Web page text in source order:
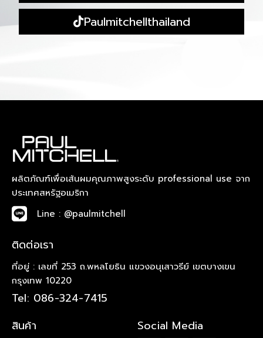
Paulmitchellthailand
ผลิตภัณฑ์เพื่อเส้นผมคุณภาพสูงระดับ professional use จาก
ประเทศสหรัฐอเมริกา
Line : @paulmitchell
ติดต่อเรา
ที่อยู่ : เลขที่ 253 ถ.พหลโยธิน แขวงอนุเสาวรีย์ เขตบางเขน
กรุงเทพ 10220
Tel: 086-324-7415
สินค้า
Social Media